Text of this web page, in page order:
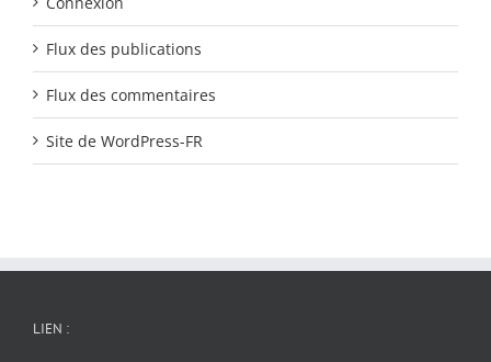
Flux des publications
Flux des commentaires
Site de WordPress-FR
LIEN :